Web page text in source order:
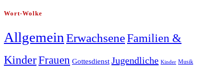
Wort-Wolke
Allgemein ErwachseneFamilien &
KinderFrauen Gottesdienst Jugendliche Kinder Musik